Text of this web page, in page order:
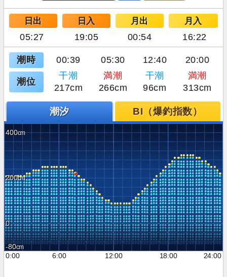
日出 日入 月出 月入
05:27 19:05 00:54 16:22
潮時 00:39 05:30 12:40 20:00
潮位
干潮 満潮 干潮
満潮
217cm
266cm 96cm 313cm
潮汐 BI（爆釣指数）
400
200
0
-80
0:00
6:00 12:00 18:00 24:00